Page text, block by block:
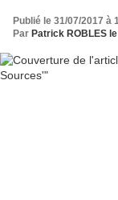
Publié le 31/07/2017 à
Par Patrick ROBLES